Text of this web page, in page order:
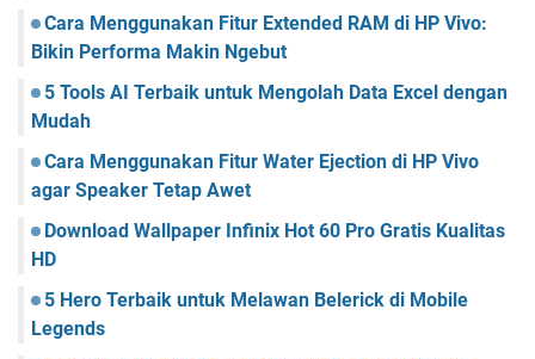
Cara Menggunakan Fitur Extended RAM di HP Vivo:
Bikin Performa Makin Ngebut
5 Tools AI Terbaik untuk Mengolah Data Excel dengan
Mudah
Cara Menggunakan Fitur Water Ejection di HP Vivo
agar Speaker Tetap Awet
Download Wallpaper Infinix Hot 60 Pro Gratis Kualitas
HD
5 Hero Terbaik untuk Melawan Belerick di Mobile
Legends